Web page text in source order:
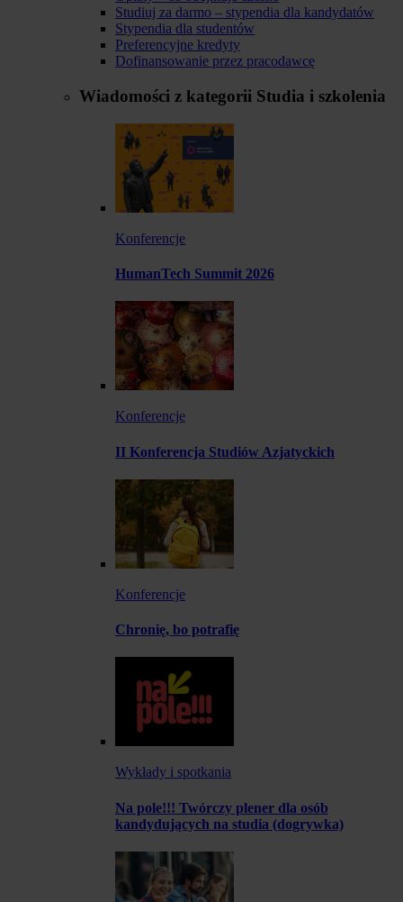
Studiuj za darmo – stypendia dla kandydatów
Stypendia dla studentów
Preferencyjne kredyty
Dofinansowanie przez pracodawcę
Wiadomości z kategorii Studia i szkolenia
Konferencje
HumanTech Summit 2026
Konferencje
II Konferencja Studiów Azjatyckich
Konferencje
Chronię, bo potrafię
Wykłady i spotkania
Na pole!!! Twórczy plener dla osób
kandydujących na studia (dogrywka)